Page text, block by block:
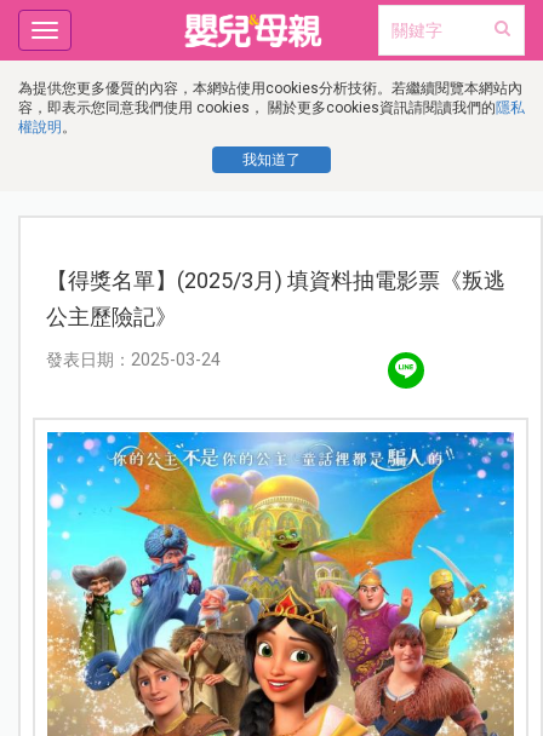
為提供您更多優質的內容，本網站使用cookies分析技術。若繼續閱覽本網站內
容，即表示您同意我們使用 cookies， 關於更多cookies資訊請閱讀我們的隱私
權說明 。
我知道了
Toggle
navigation
【得獎名單】(2025/3月) 填資料抽電影票《叛逃
公主歷險記》
發表日期：2025-03-24